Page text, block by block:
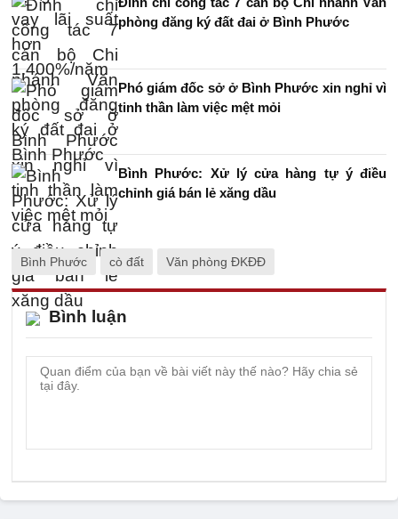
phòng đăng ký đất đai ở Bình Phước
Phó giám đốc sở ở Bình Phước xin nghỉ vì
tinh thần làm việc mệt mỏi
Bình Phước: Xử lý cửa hàng tự ý điều
chỉnh giá bán lẻ xăng dầu
Bình Phước cò đất Văn phòng ĐKĐĐ
Bình luận